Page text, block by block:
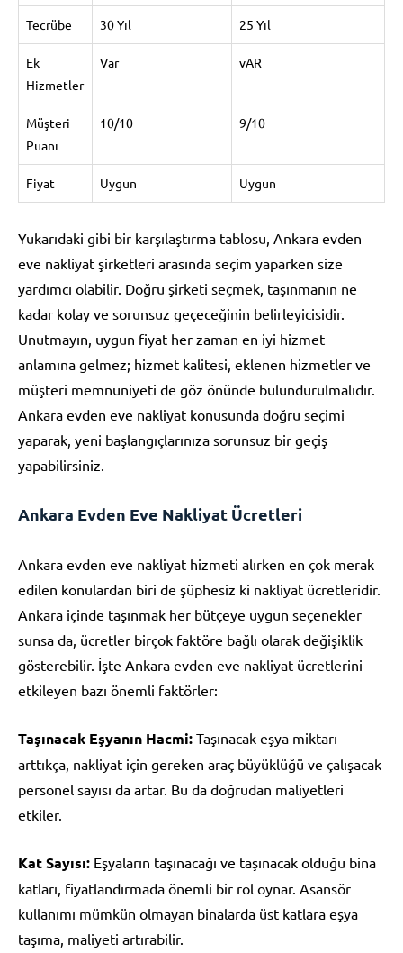
Tecrübe 30 Yıl 25 Yıl
Ek
Hizmetler
Var vAR
Müşteri
Puanı
10/10 9/10
Fiyat Uygun Uygun
Yukarıdaki gibi bir karşılaştırma tablosu, Ankara evden
eve nakliyat şirketleri arasında seçim yaparken size
yardımcı olabilir. Doğru şirketi seçmek, taşınmanın ne
kadar kolay ve sorunsuz geçeceğinin belirleyicisidir.
Unutmayın, uygun fiyat her zaman en iyi hizmet
anlamına gelmez; hizmet kalitesi, eklenen hizmetler ve
müşteri memnuniyeti de göz önünde bulundurulmalıdır.
Ankara evden eve nakliyat konusunda doğru seçimi
yaparak, yeni başlangıçlarınıza sorunsuz bir geçiş
yapabilirsiniz.
Ankara Evden Eve Nakliyat Ücretleri
Ankara evden eve nakliyat hizmeti alırken en çok merak
edilen konulardan biri de şüphesiz ki nakliyat ücretleridir.
Ankara içinde taşınmak her bütçeye uygun seçenekler
sunsa da, ücretler birçok faktöre bağlı olarak değişiklik
gösterebilir. İşte Ankara evden eve nakliyat ücretlerini
etkileyen bazı önemli faktörler:
Taşınacak Eşyanın Hacmi: Taşınacak eşya miktarı
arttıkça, nakliyat için gereken araç büyüklüğü ve çalışacak
personel sayısı da artar. Bu da doğrudan maliyetleri
etkiler.
Kat Sayısı: Eşyaların taşınacağı ve taşınacak olduğu bina
katları, fiyatlandırmada önemli bir rol oynar. Asansör
kullanımı mümkün olmayan binalarda üst katlara eşya
taşıma, maliyeti artırabilir.